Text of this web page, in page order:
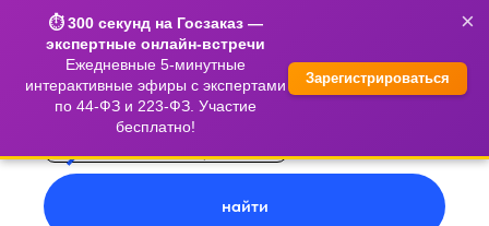
×
⏱️ 300 секунд на Госзаказ —
экспертные онлайн-встречи
Ежедневные 5-минутные
интерактивные эфиры с экспертами
по 44-ФЗ и 223-ФЗ. Участие
бесплатно!
Зарегистрироваться
найти